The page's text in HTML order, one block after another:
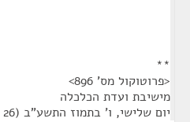
**
<פרוטוקול מס' 896>
מישיבת ועדת הכלכלה
יום שלישי, ו' בתמוז התשע"ב (26 ביוני 2012), שעה 12:00